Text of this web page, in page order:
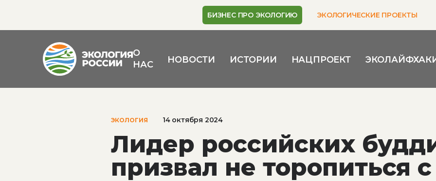
БИЗНЕС ПРО ЭКОЛОГИЮ ЭКОЛОГИЧЕСКИЕ ПРОЕКТЫ
О
НАС
НОВОСТИ ИСТОРИИ НАЦПРОЕКТ
ЭКОЛОГИЯ 14 октября 2024
Лидер российских
призвал не торопиться с